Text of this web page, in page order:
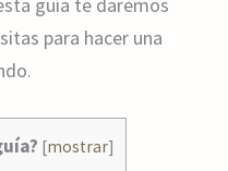
para hacer una
[mostrar]